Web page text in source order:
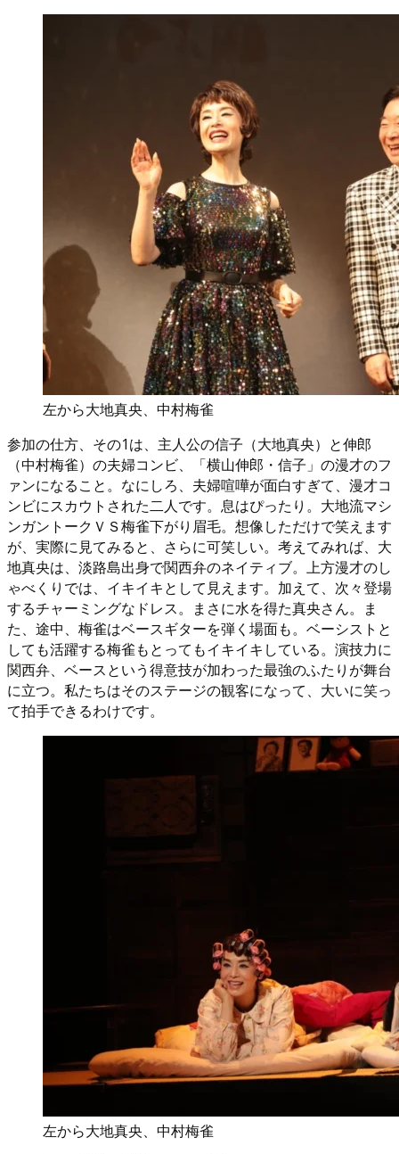
左から大地真央、中村梅雀
参加の仕方、その1は、主人公の信子（大地真央）と伸郎
（中村梅雀）の夫婦コンビ、「横山伸郎・信子」の漫才のフ
ァンになること。なにしろ、夫婦喧嘩が面白すぎて、漫才コ
ンビにスカウトされた二人です。息はぴったり。大地流マシ
ンガントークＶＳ梅雀下がり眉毛。想像しただけで笑えます
が、実際に見てみると、さらに可笑しい。考えてみれば、大
地真央は、淡路島出身で関西弁のネイティブ。上方漫才のし
ゃべくりでは、イキイキとして見えます。加えて、次々登場
するチャーミングなドレス。まさに水を得た真央さん。ま
た、途中、梅雀はベースギターを弾く場面も。ベーシストと
しても活躍する梅雀もとってもイキイキしている。演技力に
関西弁、ベースという得意技が加わった最強のふたりが舞台
に立つ。私たちはそのステージの観客になって、大いに笑っ
て拍手できるわけです。
左から大地真央、中村梅雀